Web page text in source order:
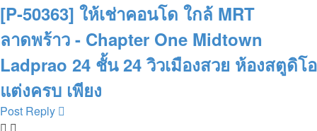
[P-50363] ให้เช่าคอนโด ใกล้ MRT
ลาดพร้าว - Chapter One Midtown
Ladprao 24 ชั้น 24 วิวเมืองสวย ห้องสตูดิโอ
แต่งครบ เพียง
Post Reply